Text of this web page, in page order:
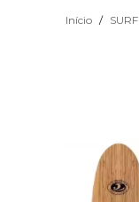
Início SURF